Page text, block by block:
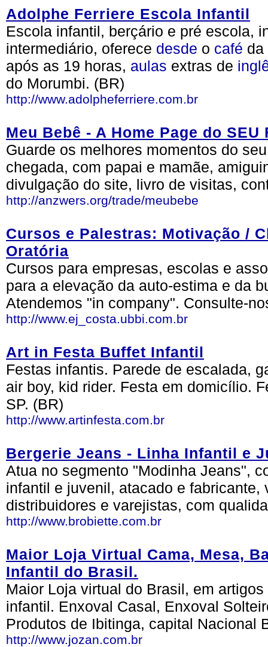
Adolphe Ferriere Escola Infantil
Escola infantil, berçário e pré escola,
intermediário, oferece desde o café da
após as 19 horas, aulas extras de
do Morumbi. (BR)
http://www.adolpheferriere.com.br
Meu Bebê - A Home Page do
Guarde os melhores momentos do
chegada, com papai e mamãe,
divulgação do site, livro de visitas,
http://anzwers.org/trade/meubebe
Cursos e Palestras: Motivação /
Oratória
Cursos para empresas, escolas e
para a elevação da auto-estima e da
Atendemos "in company". Consulte-
http://www.ej_costa.ubbi.com.br
Art in Festa Buffet Infantil
Festas infantis. Parede de escalada,
air boy, kid rider. Festa em domicílio.
SP. (BR)
http://www.artinfesta.com.br
Bergerie Jeans - Linha Infantil e
Atua no segmento "Modinha Jeans",
infantil e juvenil, atacado e fabricante,
distribuidores e varejistas, com
http://www.brobiette.com.br
Maior Loja Virtual Cama, Mesa,
Infantil do Brasil.
Maior Loja virtual do Brasil, em
infantil. Enxoval Casal, Enxoval
Produtos de Ibitinga, capital Nacional
http://www.jozan.com.br